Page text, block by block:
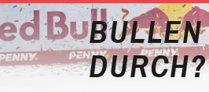
BULLEN
URCH?